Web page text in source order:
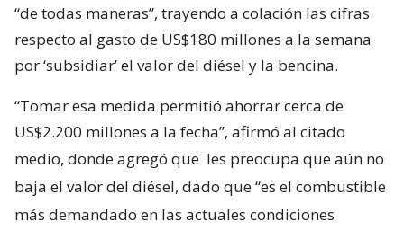
“de todas maneras”, trayendo a colación las cifras
respecto al gasto de US$180 millones a la semana
por ‘subsidiar’ el valor del diésel y la bencina.
“Tomar esa medida permitió ahorrar cerca de
US$2.200 millones a la fecha”, afirmó al citado
medio, donde agregó que les preocupa que aún no
baja el valor del diésel, dado que “es el combustible
más demandado en las actuales condiciones